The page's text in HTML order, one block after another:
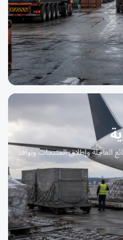
العاجلة وإطلاق المنتجات ونوافذ